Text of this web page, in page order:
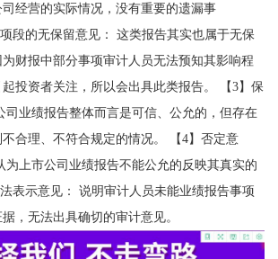
经营的实际情况，没有重要的遗漏事
段的无保留意见： 这类报告其实也属于无保
财报中部分事项审计人员无法预知其影响程
投资者关注，所以会出具此类报告。 【3】保
司业绩报告整体而言是可信、公允的，但存在
合理、不符合规定的情况。 【4】否定意
为上市公司业绩报告不能公允的反映其真实的
表示意见： 说明审计人员未能业绩报告事项
，无法出具确切的审计意见。